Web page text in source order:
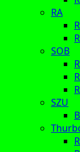
RA
SOB
SZU